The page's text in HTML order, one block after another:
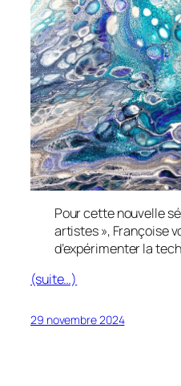
Pour cette nouvelle
artistes », Françoise
d’expérimenter la
(suite…)
29 novembre 2024